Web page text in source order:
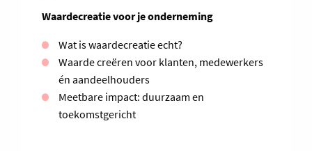
Waardecreatie voor je onderneming
Wat is waardecreatie echt?
Waarde creëren voor klanten, medewerkers
én aandeelhouders
Meetbare impact: duurzaam en
toekomstgericht